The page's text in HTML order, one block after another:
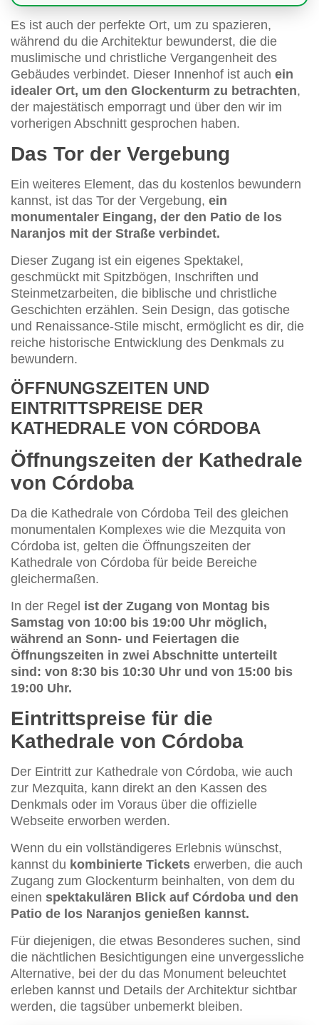
Es ist auch der perfekte Ort, um zu spazieren,
während du die Architektur bewunderst, die die
muslimische und christliche Vergangenheit des
Gebäudes verbindet. Dieser Innenhof ist auch ein
idealer Ort, um den Glockenturm zu betrachten,
der majestätisch emporragt und über den wir im
vorherigen Abschnitt gesprochen haben.
Das Tor der Vergebung
Ein weiteres Element, das du kostenlos bewundern
kannst, ist das Tor der Vergebung, ein
monumentaler Eingang, der den Patio de los
Naranjos mit der Straße verbindet.
Dieser Zugang ist ein eigenes Spektakel,
geschmückt mit Spitzbögen, Inschriften und
Steinmetzarbeiten, die biblische und christliche
Geschichten erzählen. Sein Design, das gotische
und Renaissance-Stile mischt, ermöglicht es dir, die
reiche historische Entwicklung des Denkmals zu
bewundern.
ÖFFNUNGSZEITEN UND
EINTRITTSPREISE DER
KATHEDRALE VON CÓRDOBA
Öffnungszeiten der Kathedrale
von Córdoba
Da die Kathedrale von Córdoba Teil des gleichen
monumentalen Komplexes wie die Mezquita von
Córdoba ist, gelten die Öffnungszeiten der
Kathedrale von Córdoba für beide Bereiche
gleichermaßen.
In der Regel ist der Zugang von Montag bis
Samstag von 10:00 bis 19:00 Uhr möglich,
während an Sonn- und Feiertagen die
Öffnungszeiten in zwei Abschnitte unterteilt
sind: von 8:30 bis 10:30 Uhr und von 15:00 bis
19:00 Uhr.
Eintrittspreise für die
Kathedrale von Córdoba
Der Eintritt zur Kathedrale von Córdoba, wie auch
zur Mezquita, kann direkt an den Kassen des
Denkmals oder im Voraus über die offizielle
Webseite erworben werden.
Wenn du ein vollständigeres Erlebnis wünschst,
kannst du kombinierte Tickets erwerben, die auch
Zugang zum Glockenturm beinhalten, von dem du
einen spektakulären Blick auf Córdoba und den
Patio de los Naranjos genießen kannst.
Für diejenigen, die etwas Besonderes suchen, sind
die nächtlichen Besichtigungen eine unvergessliche
Alternative, bei der du das Monument beleuchtet
erleben kannst und Details der Architektur sichtbar
werden, die tagsüber unbemerkt bleiben.